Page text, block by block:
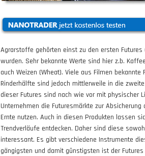
Agrarstoffe gehörten einst zu den ersten
wurden. Sehr bekannte Werte sind hier z.b.
auch Weizen (Wheat). Viele aus Filmen
Rinderhälfte sind jedoch mittlerweile in die
dieser Futures sind nach wie vor mit physischer
Unternehmen die Futuresmärkte zur
Ernte nutzen. Auch in diesen Produkten lassen
Trendverläufe entdecken. Daher sind diese
interessant. Es gibt verschiedene Instrumente
gängigsten und damit günstigsten ist der